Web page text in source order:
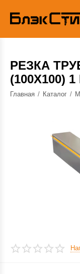
РЕЗКА
(100Х100)
Главная / Каталог /